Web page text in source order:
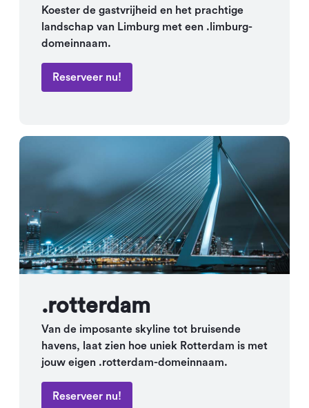
Koester de gastvrijheid en het prachtige
landschap van Limburg met een .limburg-
domeinnaam.
Reserveer nu!
.rotterdam
Van de imposante skyline tot bruisende
havens, laat zien hoe uniek Rotterdam is met
jouw eigen .rotterdam-domeinnaam.
Reserveer nu!